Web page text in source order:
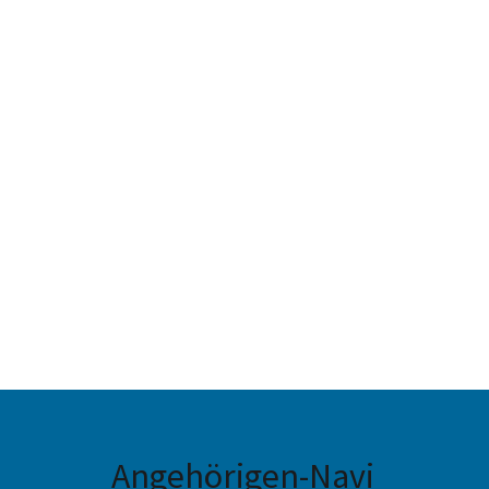
Angehörigen-Navi